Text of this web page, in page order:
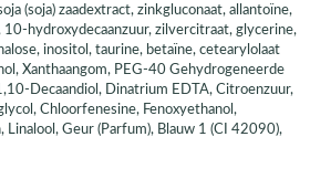
(soja) zaadextract, zinkgluconaat, allantoïne,
10-hydroxydecaanzuur, zilvercitraat, glycerine,
inositol, taurine, betaïne, cetearylolaat
Xanthaangom, PEG-40 Gehydrogeneerde
Decaandiol, Dinatrium EDTA, Citroenzuur,
Chloorfenesine, Fenoxyethanol,
Linalool, Geur (Parfum), Blauw 1 (CI 42090),